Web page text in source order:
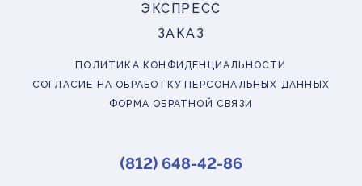
ЭКСПРЕСС
ЗАКАЗ
ПОЛИТИКА КОНФИДЕНЦИАЛЬНОСТИ
СОГЛАСИЕ НА ОБРАБОТКУ ПЕРСОНАЛЬНЫХ ДАННЫХ
ФОРМА ОБРАТНОЙ СВЯЗИ
(812) 648-42-86